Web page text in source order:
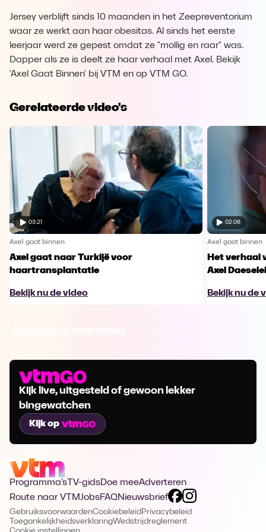
Jersey verblijft sinds 10 maanden in het Zeepreventorium
waar ze werkt aan haar obesitas. Al sinds het eerste
leerjaar werd ze gepest omdat ze "mollig en raar" was.
Dapper als ze is deelt ze haar verhaal met Axel. Bekijk
'Axel Gaat Binnen' bij VTM en op VTM GO.
Gerelateerde video's
03:21
Axel gaat binnen
Axel gaat naar Turkijë voor
haartransplantatie
Bekijk nu de video
02:08
Axel gaat binnen
Het verhaal
Axel
Bekijk nu de
Kijk live, uitgesteld of gewoon lekker
bingewatchen
Kijk op
Programma's TV-gidsDoe meeAdverteren
Route naar VTMJobsFAQNieuwsbrief
GebruiksvoorwaardenCookiebeleid Privacybeleid
ToegankelijkheidsverklaringWedstrijdreglement